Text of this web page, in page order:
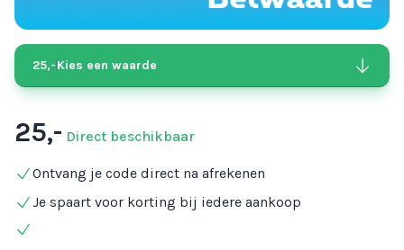
25,-Kies een waarde
25,- Direct beschikbaar
Ontvang je code direct na afrekenen
Je spaart voor korting bij iedere aankoop